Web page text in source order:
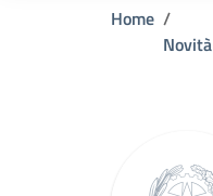
Home
Novità